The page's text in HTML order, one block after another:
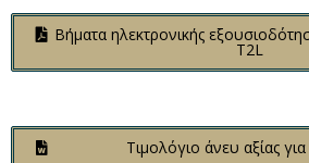
Βήματα ηλεκτρονικής
T2L
Τιμολόγιο άνευ αξίας